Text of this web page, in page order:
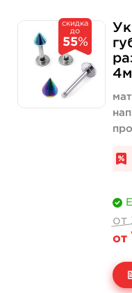
Цена
Количество
104
скидка
до
55%
от
от